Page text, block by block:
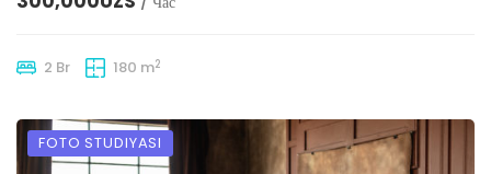
2 Br 180 m2
FOTO STUDIYASI